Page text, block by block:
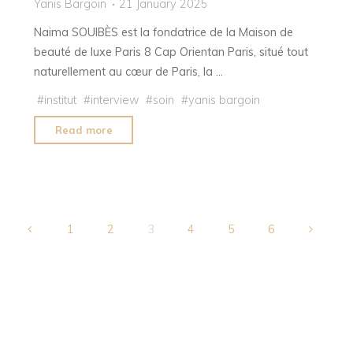
Yanis Bargoin
21 January 2025
Naima SOUIBÈS est la fondatrice de la Maison de
beauté de luxe Paris 8 Cap Orientan Paris, situé tout
naturellement au cœur de Paris, la …
#institut #interview #soin #yanis bargoin
Read more
venir
1 2 3 4 5 6